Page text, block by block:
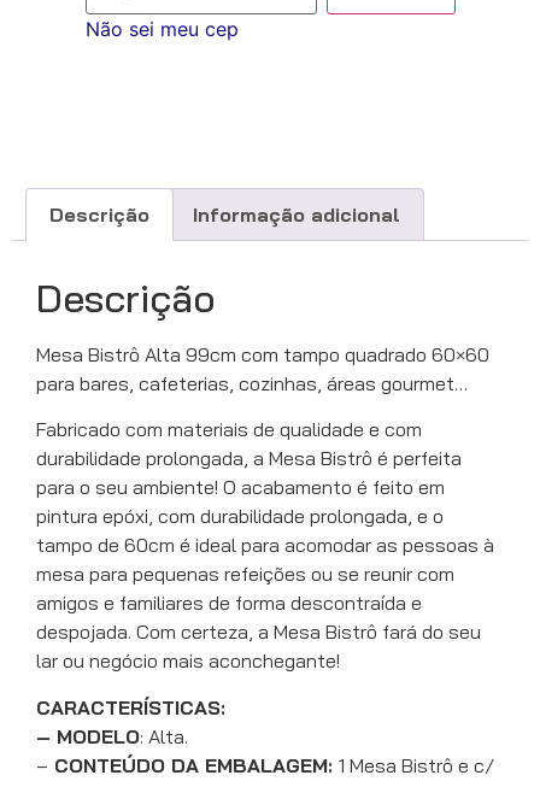
Não sei meu cep
Descrição Informação adicional
Descrição
Mesa Bistrô Alta 99cm com tampo quadrado 60×60
para bares, cafeterias, cozinhas, áreas gourmet…
Fabricado com materiais de qualidade e com
durabilidade prolongada, a Mesa Bistrô é perfeita
para o seu ambiente! O acabamento é feito em
pintura epóxi, com durabilidade prolongada, e o
tampo de 60cm é ideal para acomodar as pessoas à
mesa para pequenas refeições ou se reunir com
amigos e familiares de forma descontraída e
despojada. Com certeza, a Mesa Bistrô fará do seu
lar ou negócio mais aconchegante!
CARACTERÍSTICAS:
– MODELO: Alta.
– CONTEÚDO DA EMBALAGEM: 1 Mesa Bistrô e c/